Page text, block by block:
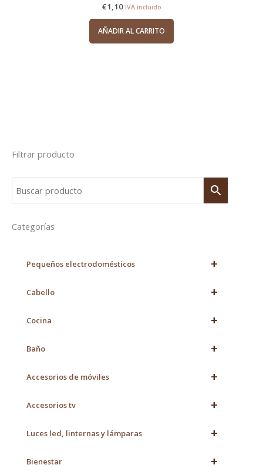
Filtrar producto
Categorías
+
Pequeños electrodomésticos
+
Cabello
+
Cocina
+
Baño
+
Accesorios de móviles
+
Accesorios tv
+
Luces led, linternas y lámparas
+
Bienestar
€1,10 IVA incluido
AÑADIR AL CARRITO